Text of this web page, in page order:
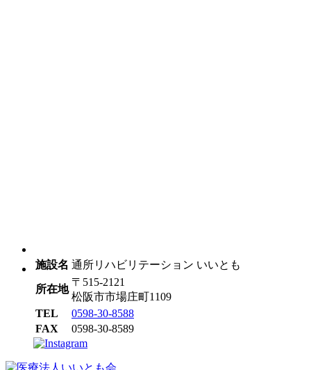
施設名 通所リハビリテーション いいとも
所在地
〒515-2121
松阪市市場庄町1109
TEL
0598-30-8588
FAX
0598-30-8589